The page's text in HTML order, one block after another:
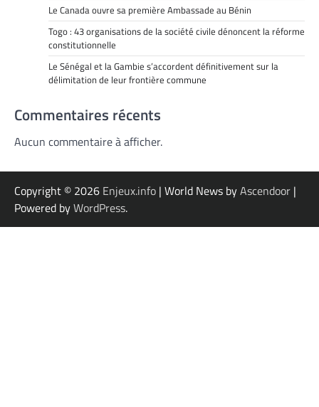
Le Canada ouvre sa première Ambassade au Bénin
Togo : 43 organisations de la société civile dénoncent la réforme
constitutionnelle
Le Sénégal et la Gambie s’accordent définitivement sur la
délimitation de leur frontière commune
Commentaires récents
Aucun commentaire à afficher.
Copyright © 2026 Enjeux.info | World News byAscendoor |
Powered byWordPress.